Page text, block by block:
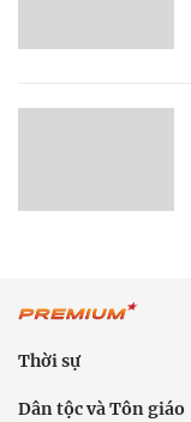
Thời sự
Dân tộc và Tôn giáo